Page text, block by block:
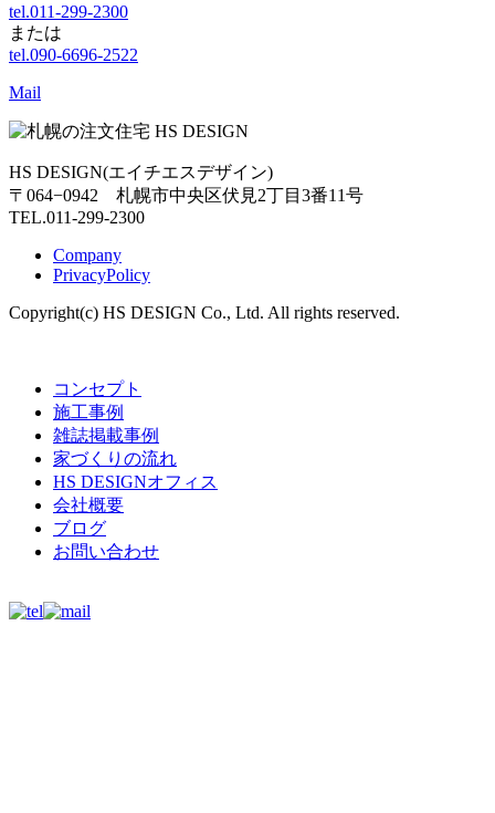
tel.011-299-2300
または
tel.090-6696-2522
Mail
HS DESIGN(エイチエスデザイン)
〒064−0942 札幌市中央区伏見2丁目3番11号
TEL.011-299-2300
Company
PrivacyPolicy
Copyright(c) HS DESIGN Co., Ltd. All rights reserved.
コンセプト
施工事例
雑誌掲載事例
家づくりの流れ
HS DESIGNオフィス
会社概要
ブログ
お問い合わせ